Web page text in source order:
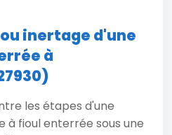
inertage d'une
à
les étapes d'une
à fioul enterrée sous une